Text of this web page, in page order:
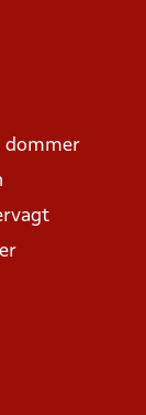
dommer